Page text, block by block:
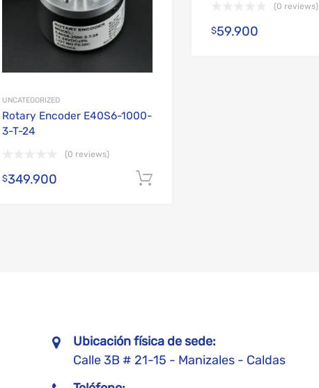
UNCATEGORIZED
Rotary Encoder E40S6-1000-
3-T-24
(0 reviews)
$349.900
(0 reviews)
$59.900
Ubicación física de sede:
Calle 3B # 21-15 - Manizales - Caldas